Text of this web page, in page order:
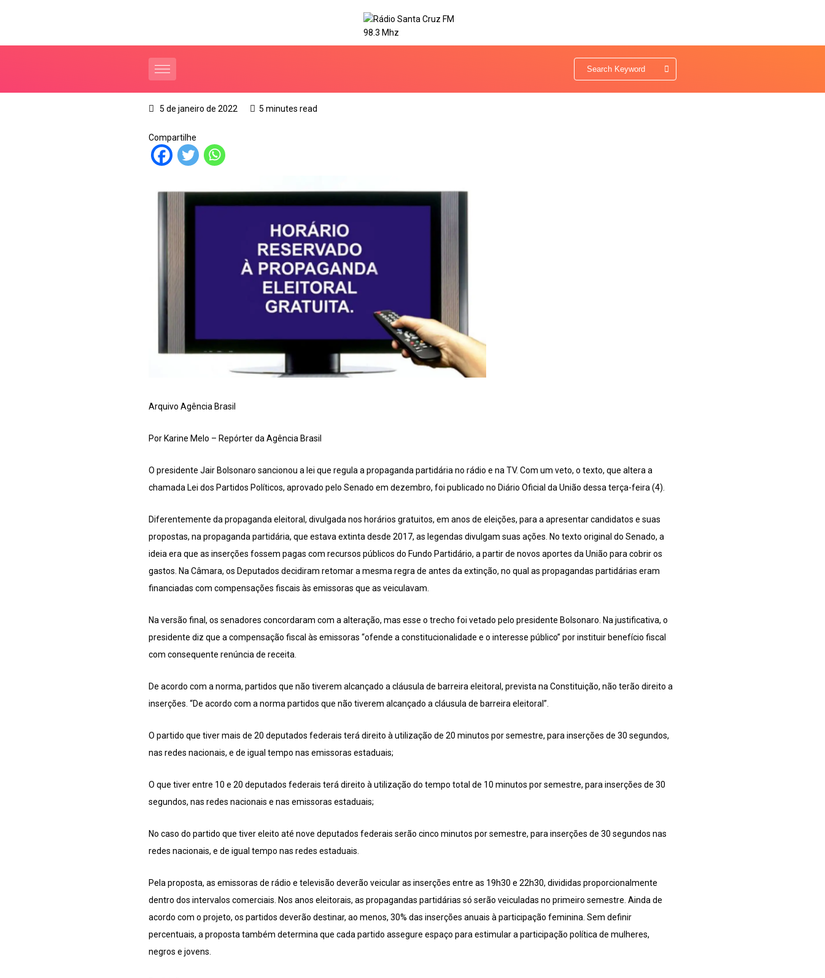
5 de janeiro de 2022 5 minutes read
Compartilhe
Arquivo Agência Brasil
Por Karine Melo – Repórter da Agência Brasil
O presidente Jair Bolsonaro sancionou a lei que regula a propaganda partidária no rádio e na TV. Com um veto, o texto, que altera a
chamada Lei dos Partidos Políticos, aprovado pelo Senado em dezembro, foi publicado no Diário Oficial da União dessa terça-feira (4).
Diferentemente da propaganda eleitoral, divulgada nos horários gratuitos, em anos de eleições, para a apresentar candidatos e suas
propostas, na propaganda partidária, que estava extinta desde 2017, as legendas divulgam suas ações. No texto original do Senado, a
ideia era que as inserções fossem pagas com recursos públicos do Fundo Partidário, a partir de novos aportes da União para cobrir os
gastos. Na Câmara, os Deputados decidiram retomar a mesma regra de antes da extinção, no qual as propagandas partidárias eram
financiadas com compensações fiscais às emissoras que as veiculavam.
Na versão final, os senadores concordaram com a alteração, mas esse o trecho foi vetado pelo presidente Bolsonaro. Na justificativa, o
presidente diz que a compensação fiscal às emissoras “ofende a constitucionalidade e o interesse público” por instituir benefício fiscal
com consequente renúncia de receita.
De acordo com a norma, partidos que não tiverem alcançado a cláusula de barreira eleitoral, prevista na Constituição, não terão direito a
inserções. “De acordo com a norma partidos que não tiverem alcançado a cláusula de barreira eleitoral”.
O partido que tiver mais de 20 deputados federais terá direito à utilização de 20 minutos por semestre, para inserções de 30 segundos,
nas redes nacionais, e de igual tempo nas emissoras estaduais;
O que tiver entre 10 e 20 deputados federais terá direito à utilização do tempo total de 10 minutos por semestre, para inserções de 30
segundos, nas redes nacionais e nas emissoras estaduais;
No caso do partido que tiver eleito até nove deputados federais serão cinco minutos por semestre, para inserções de 30 segundos nas
redes nacionais, e de igual tempo nas redes estaduais.
Pela proposta, as emissoras de rádio e televisão deverão veicular as inserções entre as 19h30 e 22h30, divididas proporcionalmente
dentro dos intervalos comerciais. Nos anos eleitorais, as propagandas partidárias só serão veiculadas no primeiro semestre. Ainda de
acordo com o projeto, os partidos deverão destinar, ao menos, 30% das inserções anuais à participação feminina. Sem definir
percentuais, a proposta também determina que cada partido assegure espaço para estimular a participação política de mulheres,
negros e jovens.